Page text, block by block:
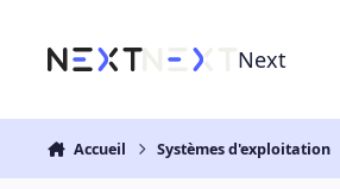
Next
Accueil Systèmes d'exploitation